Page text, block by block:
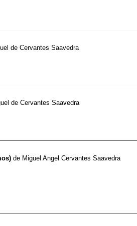
de Cervantes Saavedra
de Cervantes Saavedra
de Miguel Angel Cervantes Saavedra